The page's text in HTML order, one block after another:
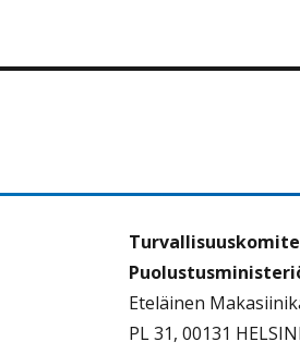
Eteläinen
PL 31, 00131